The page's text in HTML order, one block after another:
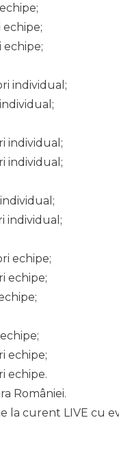
echipe;
individual;
individual;
individual;
individual;
echipe;
echipe;
echipe;
echipe.
României.
la curent LIVE cu